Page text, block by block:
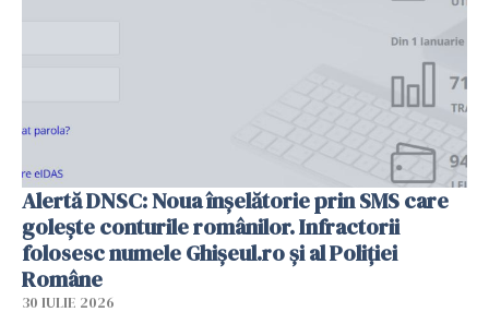
Alertă DNSC: Noua înșelătorie prin SMS care
golește conturile românilor. Infractorii
folosesc numele Ghișeul.ro și al Poliției
Române
30 IULIE 2026